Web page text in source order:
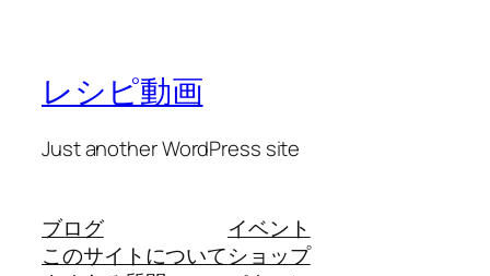
レシピ動画
Just another WordPress site
ブログ
このサイトについて
イベント
ショップ